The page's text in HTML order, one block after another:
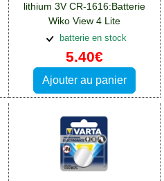
lithium 3V CR-1616:Batterie
Wiko View 4 Lite
batterie en stock
5.40€
Ajouter au panier